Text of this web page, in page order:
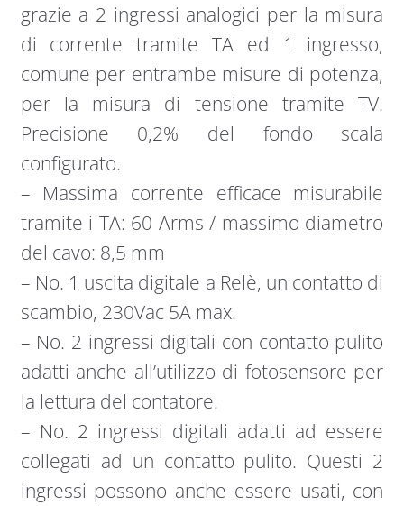
grazie a 2 ingressi analogici per la misura
di corrente tramite TA ed 1 ingresso,
comune per entrambe misure di potenza,
per la misura di tensione tramite TV.
Precisione 0,2% del fondo scala
configurato.
– Massima corrente efficace misurabile
tramite i TA: 60 Arms / massimo diametro
del cavo: 8,5 mm
– No. 1 uscita digitale a Relè, un contatto di
scambio, 230Vac 5A max.
– No. 2 ingressi digitali con contatto pulito
adatti anche all’utilizzo di fotosensore per
la lettura del contatore.
– No. 2 ingressi digitali adatti ad essere
collegati ad un contatto pulito. Questi 2
ingressi possono anche essere usati, con